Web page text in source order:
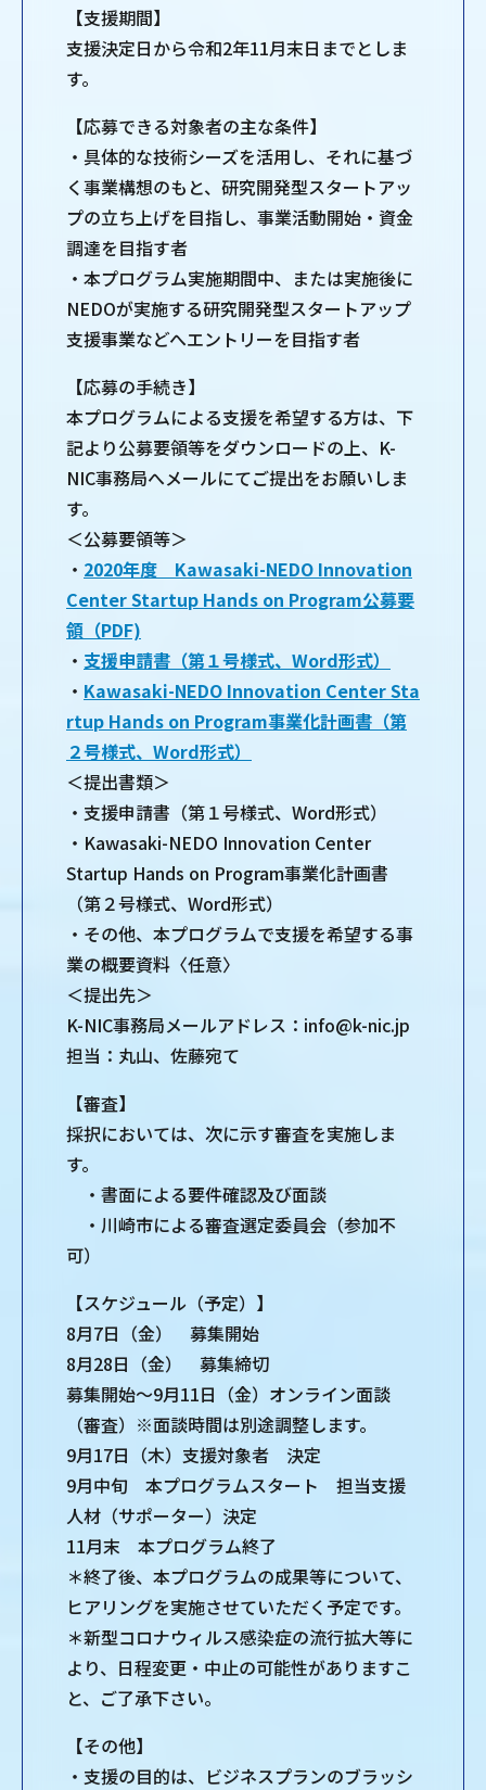
【支援期間】
支援決定日から令和2年11月末日までとしま
す。
【応募できる対象者の主な条件】
・具体的な技術シーズを活用し、それに基づ
く事業構想のもと、研究開発型スタートアッ
プの立ち上げを目指し、事業活動開始・資金
調達を目指す者
・本プログラム実施期間中、または実施後に
NEDOが実施する研究開発型スタートアップ
支援事業などへエントリーを目指す者
【応募の手続き】
本プログラムによる支援を希望する方は、下
記より公募要領等をダウンロードの上、K-
NIC事務局へメールにてご提出をお願いしま
す。
＜公募要領等＞
・ 2020年度 Kawasaki-NEDO Innovation
Center Startup Hands on Program公募要
領（PDF)
・ 支援申請書（第１号様式、Word形式）
・ Kawasaki-NEDO Innovation Center Sta
rtup Hands on Program事業化計画書（第
２号様式、Word形式）
＜提出書類＞
・支援申請書（第１号様式、Word形式）
・Kawasaki-NEDO Innovation Center
Startup Hands on Program事業化計画書
（第２号様式、Word形式）
・その他、本プログラムで支援を希望する事
業の概要資料〈任意〉
＜提出先＞
K-NIC事務局メールアドレス：info@k-nic.jp
担当：丸山、佐藤宛て
【審査】
採択においては、次に示す審査を実施しま
す。
・書面による要件確認及び面談
・川崎市による審査選定委員会（参加不
可）
【スケジュール（予定）】
8月7日（金） 募集開始
8月28日（金） 募集締切
募集開始～9月11日（金）オンライン面談
（審査）※面談時間は別途調整します。
9月17日（木）支援対象者 決定
9月中旬 本プログラムスタート 担当支援
人材（サポーター）決定
11月末 本プログラム終了
＊終了後、本プログラムの成果等について、
ヒアリングを実施させていただく予定です。
＊新型コロナウィルス感染症の流行拡大等に
より、日程変更・中止の可能性がありますこ
と、ご了承下さい。
【その他】
・支援の目的は、ビジネスプランのブラッシ